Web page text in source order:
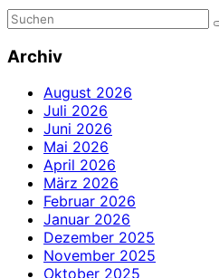
Archiv
August 2026
Juli 2026
Juni 2026
Mai 2026
April 2026
März 2026
Februar 2026
Januar 2026
Dezember 2025
November 2025
Oktober 2025